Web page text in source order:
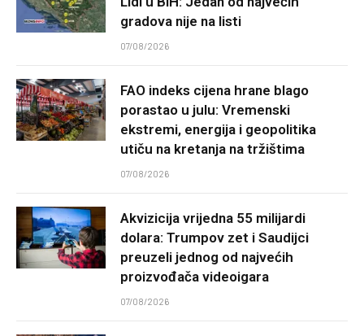
gradova nije na listi
07/08/2026
FAO indeks cijena hrane blago
porastao u julu: Vremenski
ekstremi, energija i geopolitika
utiču na kretanja na tržištima
07/08/2026
Akvizicija vrijedna 55 milijardi
dolara: Trumpov zet i Saudijci
preuzeli jednog od najvećih
proizvođača videoigara
07/08/2026